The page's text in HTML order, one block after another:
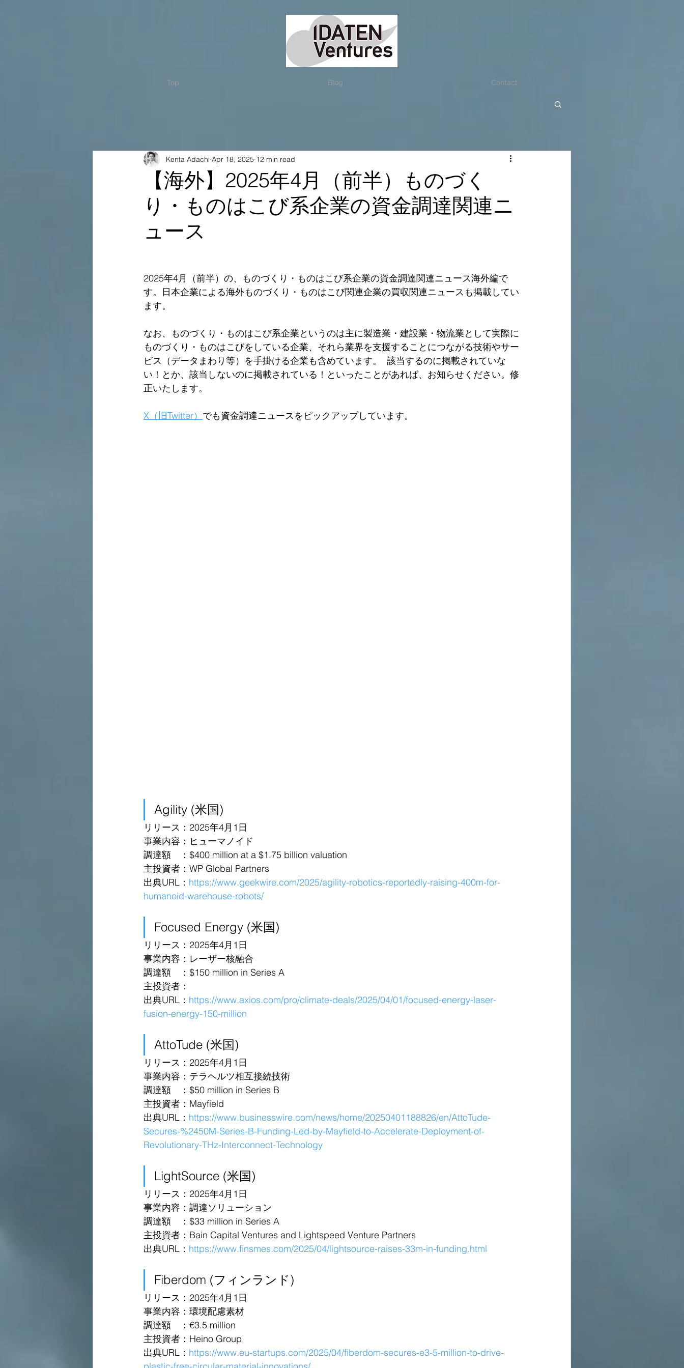
Top Blog Contact
【海外】2025年4月（前半）ものづく
り・ものはこび系企業の資金調達関連ニ
ュース
Kenta Adachi Apr 18, 2025 12 min read
2025年4月（前半）の、ものづくり・ものはこび系企業の資金調達関連ニュース海外編で
す。日本企業による海外ものづくり・ものはこび関連企業の買収関連ニュースも掲載してい
ます。
なお、ものづくり・ものはこび系企業というのは主に製造業・建設業・物流業として実際に
ものづくり・ものはこびをしている企業、それら業界を支援することにつながる技術やサー
ビス（データまわり等）を手掛ける企業も含めています。  該当するのに掲載されていな
い！とか、該当しないのに掲載されている！といったことがあれば、お知らせください。修
正いたします。
X（旧Twitter） でも資金調達ニュースをピックアップしています。
Agility (米国)
リリース：2025年4月1日
事業内容：ヒューマノイド
調達額　：$400 million at a $1.75 billion valuation
主投資者：WP Global Partners
出典URL： https://www.geekwire.com/2025/agility-robotics-reportedly-raising-400m-for-
humanoid-warehouse-robots/
Focused Energy (米国)
リリース：2025年4月1日
事業内容：レーザー核融合
調達額　：$150 million in Series A
主投資者：
出典URL： https://www.axios.com/pro/climate-deals/2025/04/01/focused-energy-laser-
fusion-energy-150-million
AttoTude (米国)
リリース：2025年4月1日
事業内容：テラヘルツ相互接続技術
調達額　：$50 million in Series B
主投資者：Mayfield
出典URL： https://www.businesswire.com/news/home/20250401188826/en/AttoTude-
Secures-%2450M-Series-B-Funding-Led-by-Mayfield-to-Accelerate-Deployment-of-
Revolutionary-THz-Interconnect-Technology
LightSource (米国)
リリース：2025年4月1日
事業内容：調達ソリューション
調達額　：$33 million in Series A
主投資者：Bain Capital Ventures and Lightspeed Venture Partners
出典URL： https://www.finsmes.com/2025/04/lightsource-raises-33m-in-funding.html
Fiberdom (フィンランド)
リリース：2025年4月1日
事業内容：環境配慮素材
調達額　：€3.5 million
主投資者：Heino Group
出典URL： https://www.eu-startups.com/2025/04/fiberdom-secures-e3-5-million-to-drive-